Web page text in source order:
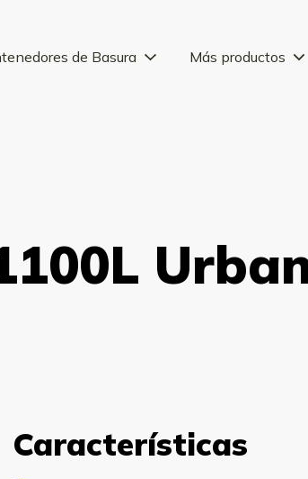
de Basura Más productos
Características